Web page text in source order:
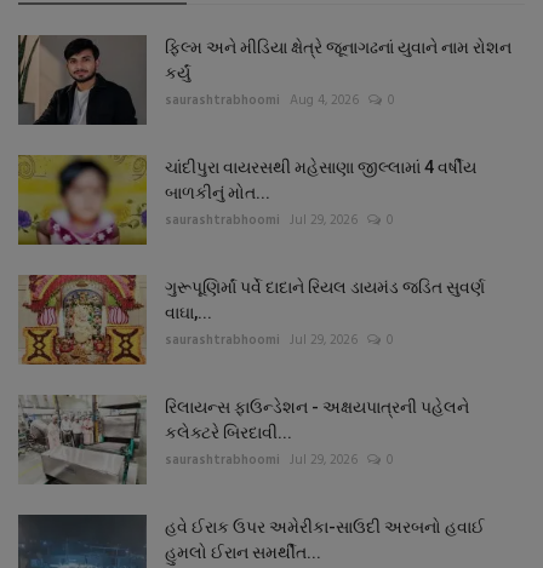
ફિલ્મ અને મીડિયા ક્ષેત્રે જૂનાગઢનાં યુવાને નામ રોશન
કર્યું
saurashtrabhoomi Aug 4, 2026 0
ચાંદીપુરા વાયરસથી મહેસાણા જીલ્લામાં 4 વર્ષીય
બાળકીનું મોત...
saurashtrabhoomi Jul 29, 2026 0
ગુરૂપૂણિર્માં પર્વે દાદાને રિયલ ડાયમંડ જડિત સુવર્ણ
વાઘા,...
saurashtrabhoomi Jul 29, 2026 0
રિલાયન્સ ફાઉન્ડેશન - અક્ષયપાત્રની પહેલને
કલેક્ટરે બિરદાવી...
saurashtrabhoomi Jul 29, 2026 0
હવે ઈરાક ઉપર અમેરીકા-સાઉદી અરબનો હવાઈ
હુમલો ઈરાન સમર્થીત...